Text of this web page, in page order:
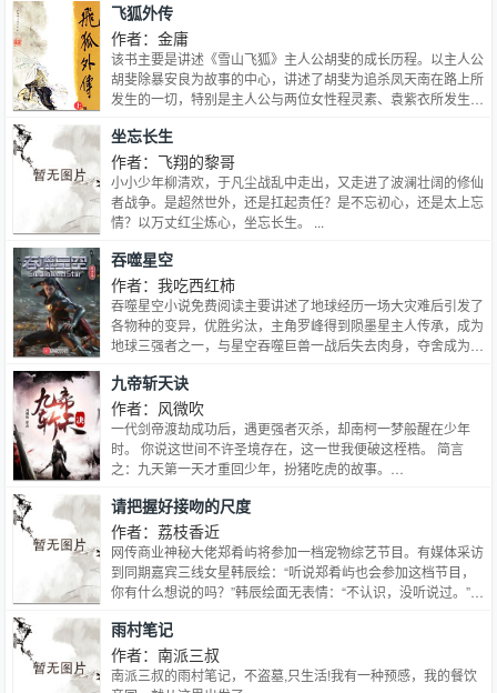
日，有人传出一张聊天截图：同学A，“顾望你不喜欢贺清桓
啦？”顾望，“学习不香吗？为什么要喜欢他？”
飞狐外传
作者：金庸
该书主要是讲述《雪山飞狐》主人公胡斐的成长历程。以主人公
胡斐除暴安良为故事的中心，讲述了胡斐为追杀凤天南在路上所
发生的一切，特别是主人公与两位女性程灵素、袁紫衣所发生的
国为民”的“侠”的理想的化身，胡斐则是金庸“锄强扶弱”的理想的
化身。他可以为素不相识的一家三口打抱不平，不为所爱之人的
求恳所动。体现出江湖一代大侠在爱情面前是那样的脆弱与无
奈。
坐忘长生
作者：飞翔的黎哥
小小少年柳清欢，于凡尘战乱中走出，又走进了波澜壮阔的修仙
者战争。是超然世外，还是扛起责任？是不忘初心，还是太上忘
情？以万丈红尘炼心，坐忘长生。 ...
吞噬星空
作者：我吃西红柿
吞噬星空小说免费阅读主要讲述了地球经历一场大灾难后引发了
各物种的变异，优胜劣汰，主角罗峰得到陨墨星主人传承，成为
地球三强者之一，与星空吞噬巨兽一战后失去肉身，夺舍成为星
宙。
九帝斩天诀
作者：风微吹
一代剑帝渡劫成功后，遇更强者灭杀，却南柯一梦般醒在少年
时。 你说这世间不许圣境存在，这一世我便破这桎梏。 简言
之：九天第一天才重回少年，扮猪吃虎的故事。…
请把握好接吻的尺度
作者：荔枝香近
网传商业神秘大佬郑肴屿将参加一档宠物综艺节目。有媒体采访
到同期嘉宾三线女星韩辰绘：“听说郑肴屿也会参加这档节目，
你有什么想说的吗？”韩辰绘面无表情：“不认识，没听说过。”她
身帅气西装冷漠登场。全场女星使出浑身解数，只为能吸引郑肴
屿的一点点注意力——申影后为了讨好小郑太子爷，手捧瓜子逗
弄着他的宠物鹦鹉。…
雨村笔记
作者：南派三叔
南派三叔的雨村笔记，不盗墓,只生活!我有一种预感，我的餐饮